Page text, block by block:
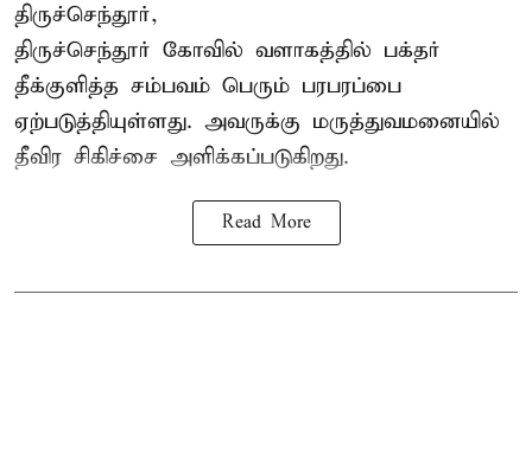
திருச்செந்தூர்,
திருச்செந்தூர் கோவில் வளாகத்தில் பக்தர்
தீக்குளித்த சம்பவம் பெரும் பரபரப்பை
ஏற்படுத்தியுள்ளது. அவருக்கு மருத்துவமனையில்
தீவிர சிகிச்சை அளிக்கப்படுகிறது.
Read More